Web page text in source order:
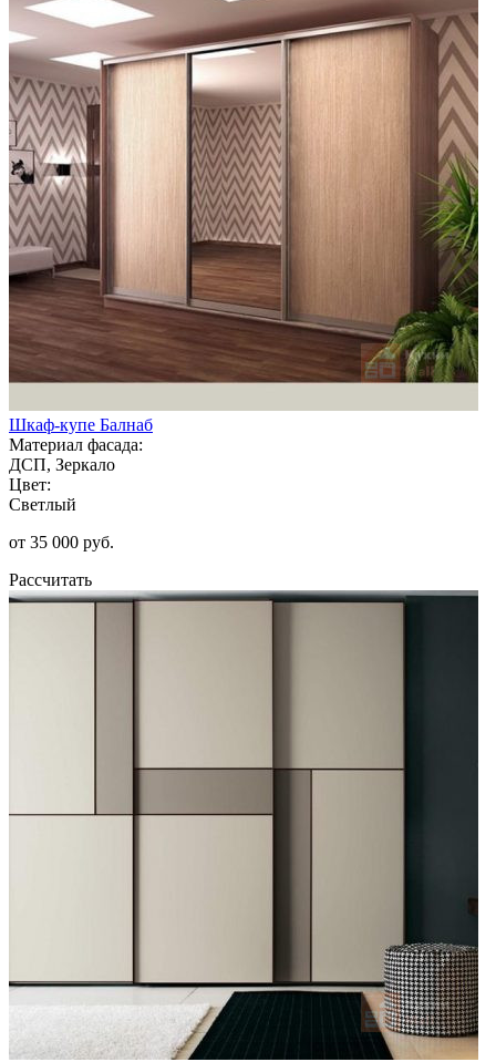
Шкаф-купе Балнаб
Материал фасада:
ДСП, Зеркало
Цвет:
Светлый
от 35 000 руб.
Рассчитать